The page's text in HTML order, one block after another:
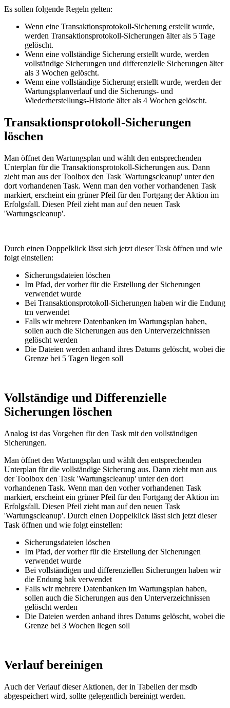
Es sollen folgende Regeln gelten:
Wenn eine Transaktionsprotokoll-Sicherung erstellt wurde,
werden Transaktionsprotokoll-Sicherungen älter als 5 Tage
gelöscht.
Wenn eine vollständige Sicherung erstellt wurde, werden
vollständige Sicherungen und differenzielle Sicherungen älter
als 3 Wochen gelöscht.
Wenn eine vollständige Sicherung erstellt wurde, werden der
Wartungsplanverlauf und die Sicherungs- und
Wiederherstellungs-Historie älter als 4 Wochen gelöscht.
Transaktionsprotokoll-Sicherungen
löschen
Man öffnet den Wartungsplan und wählt den entsprechenden
Unterplan für die Transaktionsprotokoll-Sicherungen aus. Dann
zieht man aus der Toolbox den Task 'Wartungscleanup' unter den
dort vorhandenen Task. Wenn man den vorher vorhandenen Task
markiert, erscheint ein grüner Pfeil für den Fortgang der Aktion im
Erfolgsfall. Diesen Pfeil zieht man auf den neuen Task
'Wartungscleanup'.
Durch einen Doppelklick lässt sich jetzt dieser Task öffnen und wie
folgt einstellen:
Sicherungsdateien löschen
Im Pfad, der vorher für die Erstellung der Sicherungen
verwendet wurde
Bei Transaktionsprotokoll-Sicherungen haben wir die Endung
trn verwendet
Falls wir mehrere Datenbanken im Wartungsplan haben,
sollen auch die Sicherungen aus den Unterverzeichnissen
gelöscht werden
Die Dateien werden anhand ihres Datums gelöscht, wobei die
Grenze bei 5 Tagen liegen soll
Vollständige und Differenzielle
Sicherungen löschen
Analog ist das Vorgehen für den Task mit den vollständigen
Sicherungen.
Man öffnet den Wartungsplan und wählt den entsprechenden
Unterplan für die vollständige Sicherung aus. Dann zieht man aus
der Toolbox den Task 'Wartungscleanup' unter den dort
vorhandenen Task. Wenn man den vorher vorhandenen Task
markiert, erscheint ein grüner Pfeil für den Fortgang der Aktion im
Erfolgsfall. Diesen Pfeil zieht man auf den neuen Task
'Wartungscleanup'. Durch einen Doppelklick lässt sich jetzt dieser
Task öffnen und wie folgt einstellen:
Sicherungsdateien löschen
Im Pfad, der vorher für die Erstellung der Sicherungen
verwendet wurde
Bei vollständigen und differenziellen Sicherungen haben wir
die Endung bak verwendet
Falls wir mehrere Datenbanken im Wartungsplan haben,
sollen auch die Sicherungen aus den Unterverzeichnissen
gelöscht werden
Die Dateien werden anhand ihres Datums gelöscht, wobei die
Grenze bei 3 Wochen liegen soll
Verlauf bereinigen
Auch der Verlauf dieser Aktionen, der in Tabellen der msdb
abgespeichert wird, sollte gelegentlich bereinigt werden.